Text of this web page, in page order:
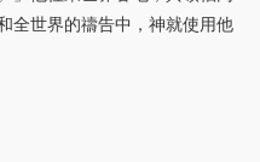
全世界的禱告中，神就使用他